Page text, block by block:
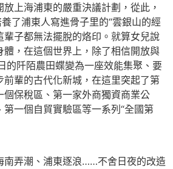
上海浦東的嚴重決議計劃，從此，
了浦東人寫進骨子里的“雲銀山的經
輩子都無法擺脫的烙印。就算女兒說
體，在這個世界上，除了相信開放與
的阡陌農田蝶變為一座效能集聚、要
前輩的古代化新城，在這里突起了第
個保稅區、第一家外商獨資商業公
一個自貿實驗區等一系列“全國第
潮、浦東逐浪……不舍日夜的改造